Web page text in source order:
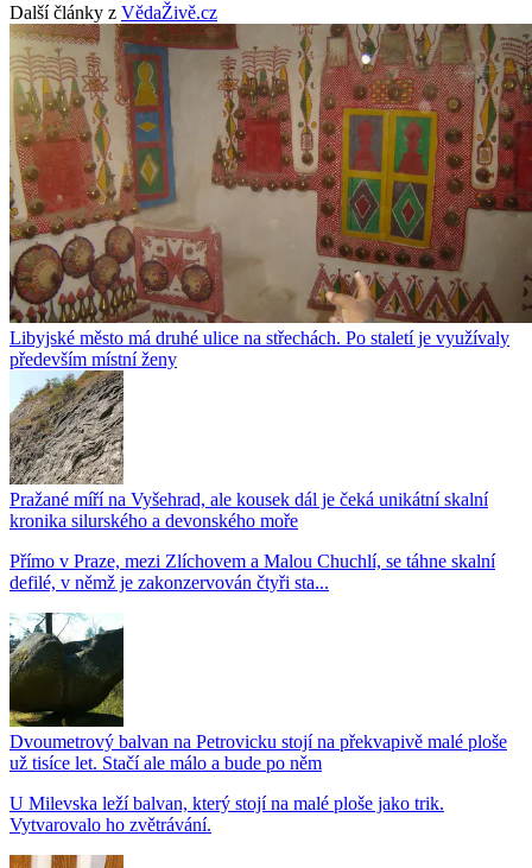
Další články z VědaŽivě.cz
Libyjské město má druhé ulice na střechách. Po staletí je využívaly
především místní ženy
Pražané míří na Vyšehrad, ale kousek dál je čeká unikátní skalní
kronika silurského a devonského moře
Přímo v Praze, mezi Zlíchovem a Malou Chuchlí, se táhne skalní
defilé, v němž je zakonzervován čtyři sta...
Dvoumetrový balvan na Petrovicku stojí na překvapivě malé ploše
už tisíce let. Stačí ale málo a bude po něm
U Milevska leží balvan, který stojí na malé ploše jako trik.
Vytvarovalo ho zvětrávání.